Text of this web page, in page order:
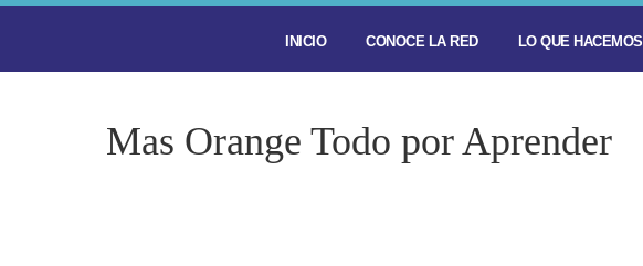
INICIO CONOCE LA RED LO QUE HACEMOS
Mas Orange Todo por Aprender